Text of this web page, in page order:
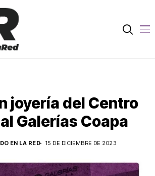
joyería del Centro
Galerías Coapa
EN LA RED
15 DE DICIEMBRE DE 2023